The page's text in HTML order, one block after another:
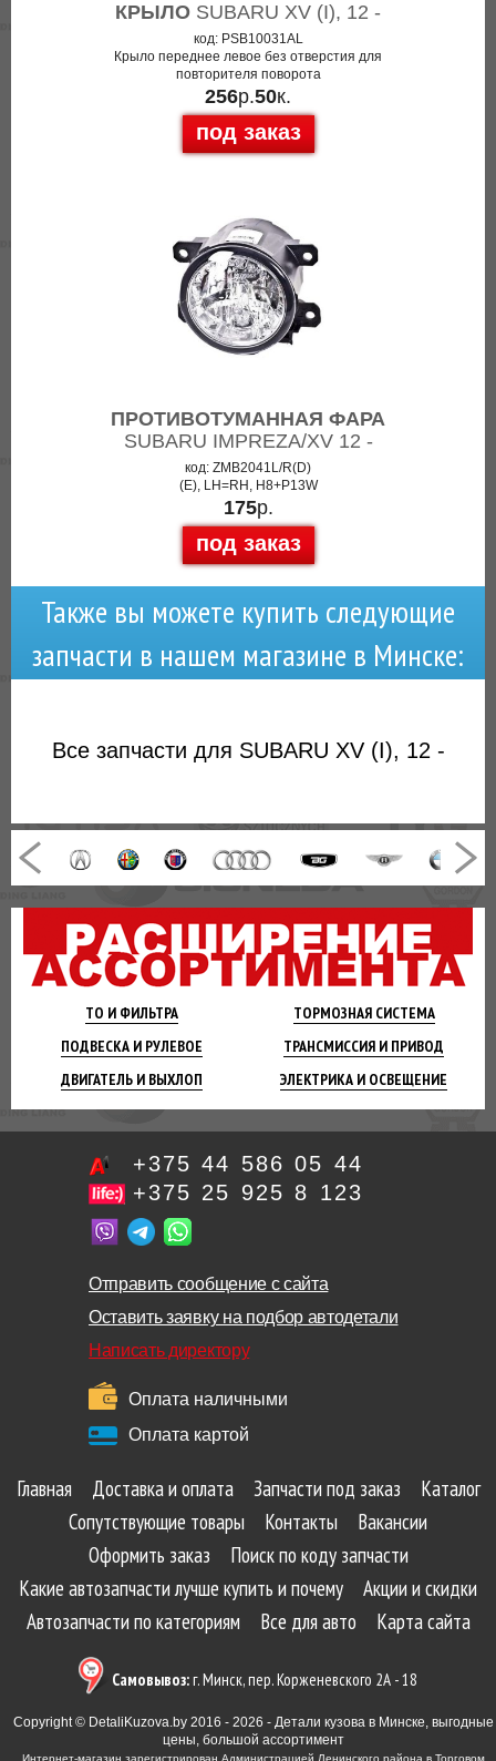
ТО И ФИЛЬТРА ТОРМОЗНАЯСИСТЕМА
ПОДВЕСКА И РУЛЕВОЕ ТРАНСМИССИЯ И ПРИВОД
ДВИГАТЕЛЬ И ВЫХЛОП ЭЛЕКТРИКА И ОСВЕЩЕНИЕ
КРЫЛО SUBARU XV (I), 12 -
код: PSB10031AL
Крыло переднее левое без отверстия для
повторителя поворота
256р.50к.
под заказ
ПРОТИВОТУМАННАЯ ФАРА
SUBARU IMPREZA/XV 12 -
код: ZMB2041L/R(D)
(E), LH=RH, H8+P13W
175р.
под заказ
Также вы можете купить следующие
запчасти в нашем магазине в Минске:
Все запчасти для SUBARU XV (I), 12 -
+375 44 586 05 44
+375 25 925 8 123
Отправить сообщение с сайта
Оставить заявку на подбор автодетали
Написать директору
Оплата наличными
Оплата картой
Главная Доставка и оплата Запчасти под заказ
Каталог
Сопутствующие товары
Контакты
Вакансии
Оформить заказ
Поиск по коду запчасти
Какие автозапчасти лучше купить и почему
Акции и скидки
Автозапчасти по категориям
Все для авто Карта сайта
Самовывоз:г. Минск, пер. Корженевского 2А - 18
Copyright © DetaliKuzova.by 2016 - 2026 - Детали кузова в Минске, выгодные
цены, большой ассортимент
Интернет-магазин зарегистрирован Администрацией Ленинского района в Торговом